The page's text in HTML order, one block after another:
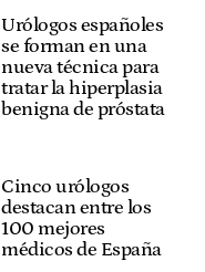
Urólogos españoles
se forman en una
nueva técnica para
tratar la hiperplasia
benigna de próstata
Cinco urólogos
destacan entre los
100 mejores
médicos de España